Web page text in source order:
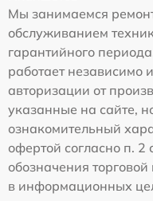
Мы занимаемся
обслуживанием
гарантийного
работает независимо
авторизации от
указанные на сайте,
ознакомительный
офертой согласно п.
обозначения
в информационных